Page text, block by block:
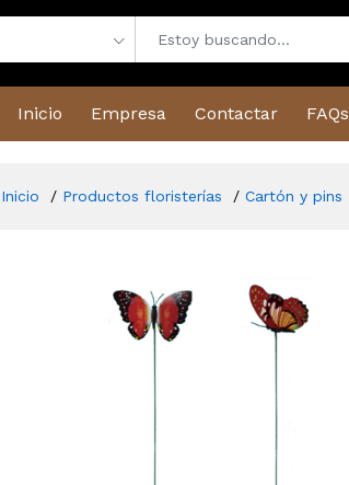
Inicio Empresa Contactar FAQs
Inicio Productos floristerías Cartón y pins